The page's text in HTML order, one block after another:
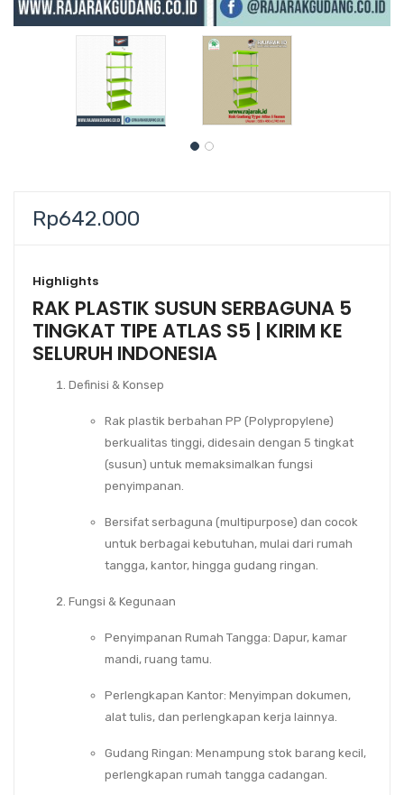
Rp642.000
Highlights
RAK PLASTIK SUSUN SERBAGUNA 5
TINGKAT TIPE ATLAS S5 | KIRIM KE
SELURUH INDONESIA
Definisi & Konsep
Rak plastik berbahan PP (Polypropylene)
berkualitas tinggi, didesain dengan 5 tingkat
(susun) untuk memaksimalkan fungsi
penyimpanan.
Bersifat serbaguna (multipurpose) dan cocok
untuk berbagai kebutuhan, mulai dari rumah
tangga, kantor, hingga gudang ringan.
Fungsi & Kegunaan
Penyimpanan Rumah Tangga: Dapur, kamar
mandi, ruang tamu.
Perlengkapan Kantor: Menyimpan dokumen,
alat tulis, dan perlengkapan kerja lainnya.
Gudang Ringan: Menampung stok barang kecil,
perlengkapan rumah tangga cadangan.